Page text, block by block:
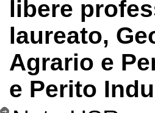
libere
laureato,
Agrario e
e Perito